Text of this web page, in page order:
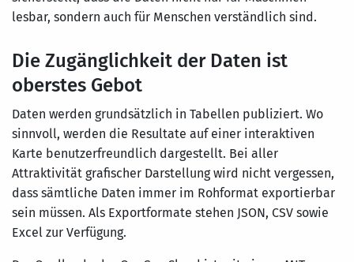
lesbar, sondern auch für Menschen verständlich sind.
Die Zugänglichkeit der Daten ist
oberstes Gebot
Daten werden grundsätzlich in Tabellen publiziert. Wo
sinnvoll, werden die Resultate auf einer interaktiven
Karte benutzerfreundlich dargestellt. Bei aller
Attraktivität grafischer Darstellung wird nicht vergessen,
dass sämtliche Daten immer im Rohformat exportierbar
sein müssen. Als Exportformate stehen JSON, CSV sowie
Excel zur Verfügung.